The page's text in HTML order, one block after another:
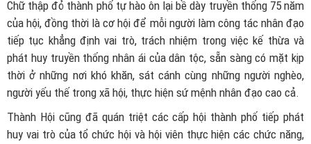
Chữ thập đỏ thành phố tự hào ôn lại bề dày truyền thống 75 năm
của hội, đồng thời là cơ hội để mỗi người làm công tác nhân đạo
tiếp tục khẳng định vai trò, trách nhiệm trong việc kế thừa và
phát huy truyền thống nhân ái của dân tộc, sẵn sàng có mặt kịp
thời ở những nơi khó khăn, sát cánh cùng những người nghèo,
người yếu thế trong xã hội, thực hiện sứ mệnh nhân đạo cao cả.
Thành Hội cũng đã quán triệt các cấp hội thành phố tiếp phát
huy vai trò của tổ chức hội và hội viên thực hiện các chức năng,